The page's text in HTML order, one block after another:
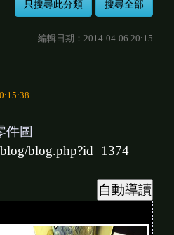
編輯日期：2014-04-06 20:15
件圖
blog.php?id=1374